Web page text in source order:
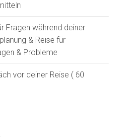
Fragen während deiner
& Reise für
& Probleme
vor deiner Reise ( 60